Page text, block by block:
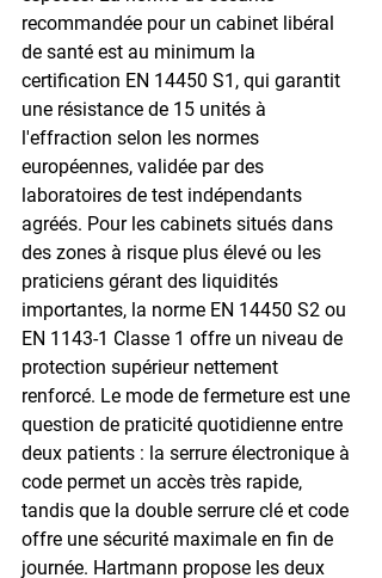
recommandée pour un cabinet libéral
de santé est au minimum la
certification EN 14450 S1, qui garantit
une résistance de 15 unités à
l'effraction selon les normes
européennes, validée par des
laboratoires de test indépendants
agréés. Pour les cabinets situés dans
des zones à risque plus élevé ou les
praticiens gérant des liquidités
importantes, la norme EN 14450 S2 ou
EN 1143-1 Classe 1 offre un niveau de
protection supérieur nettement
renforcé. Le mode de fermeture est une
question de praticité quotidienne entre
deux patients : la serrure électronique à
code permet un accès très rapide,
tandis que la double serrure clé et code
offre une sécurité maximale en fin de
journée. Hartmann propose les deux